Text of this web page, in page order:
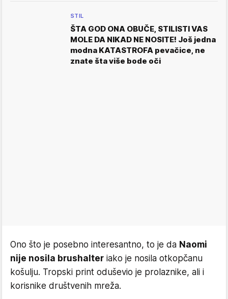
STIL
ŠTA GOD ONA OBUČE, STILISTI VAS
MOLE DA NIKAD NE NOSITE! Još jedna
modna KATASTROFA pevačice, ne
znate šta više bode oči
Ono što je posebno interesantno, to je da Naomi
nije nosila brushalter iako je nosila otkopčanu
košulju. Tropski print oduševio je prolaznike, ali i
korisnike društvenih mreža.